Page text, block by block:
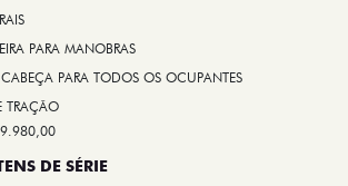
PARA MANOBRAS
PARA TODOS OS OCUPANTES
TRAÇÃO
DE SÉRIE